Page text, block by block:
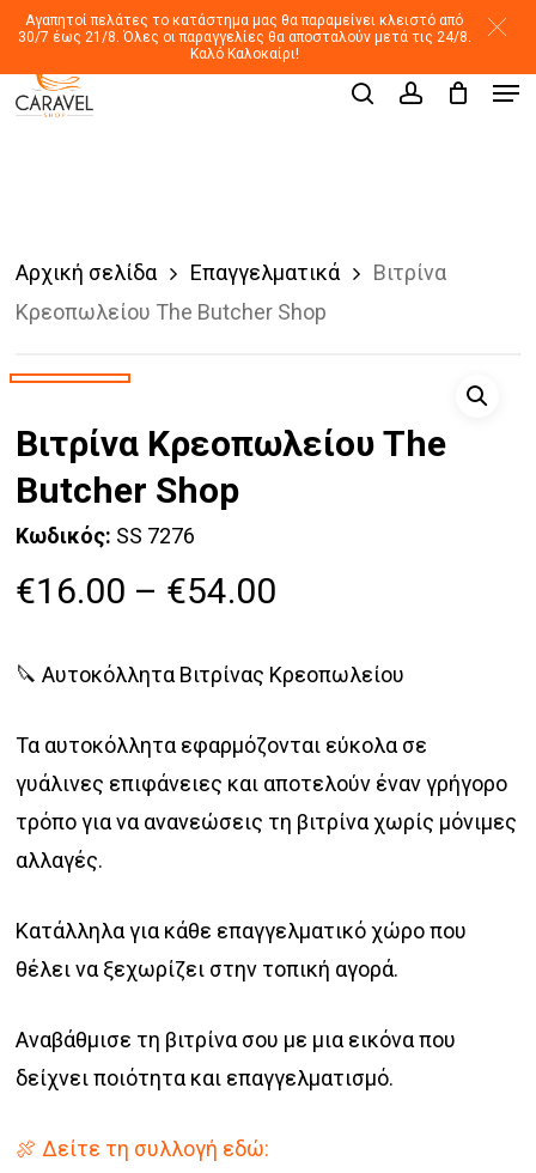
Αγαπητοί πελάτες το κατάστημα μας θα παραμείνει κλειστό από
30/7 έως 21/8. Όλες οι παραγγελίες θα αποσταλούν μετά τις 24/8.
Καλό Καλοκαίρι!
Skip
mainProducts
search
searchaccount
Αρχική σελίδα Επαγγελματικά
Βιτρίνα
Κρεοπωλείου The Butcher Shop
Βιτρίνα Κρεοπωλείου The
Butcher Shop
Κωδικός: SS 7276
€16.00 – €54.00
€16.00
through
€54.00
🔪 Αυτοκόλλητα Βιτρίνας Κρεοπωλείου
Τα αυτοκόλλητα εφαρμόζονται εύκολα σε
γυάλινες επιφάνειες και αποτελούν έναν γρήγορο
τρόπο για να ανανεώσεις τη βιτρίνα χωρίς μόνιμες
αλλαγές.
Κατάλληλα για κάθε επαγγελματικό χώρο που
θέλει να ξεχωρίζει στην τοπική αγορά.
Αναβάθμισε τη βιτρίνα σου με μια εικόνα που
δείχνει ποιότητα και επαγγελματισμό.
🍖 Δείτε τη συλλογή εδώ: